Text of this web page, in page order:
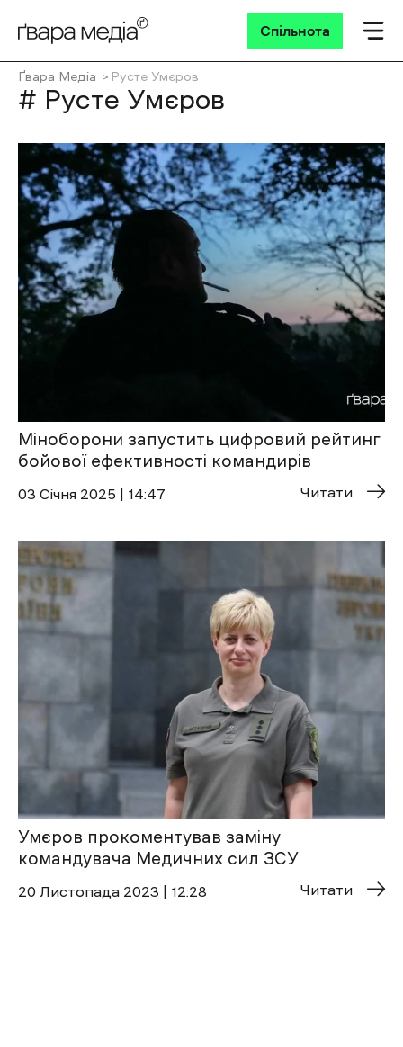
Спільнота
Ґвара Медіа Русте Умєров
# Русте Умєров
Міноборони запустить цифровий рейтинг
бойової ефективності командирів
03 Січня 2025 | 14:47 Читати
Умєров прокоментував заміну
командувача Медичних сил ЗСУ
20 Листопада 2023 | 12:28 Читати